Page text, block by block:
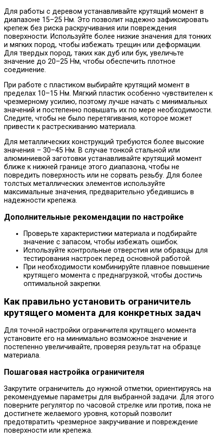
Для работы с деревом устанавливайте крутящий момент в
диапазоне 15–25 Нм. Это позволит надежно зафиксировать
крепеж без риска раскручивания или повреждения
поверхности. Используйте более низкие значения для тонких
и мягких пород, чтобы избежать трещин или деформации.
Для твердых пород, таких как дуб или бук, увеличьте
значение до 20–25 Нм, чтобы обеспечить плотное
соединение.
При работе с пластиком выбирайте крутящий момент в
пределах 10–15 Нм. Мягкий пластик особенно чувствителен к
чрезмерному усилию, поэтому лучше начать с минимальных
значений и постепенно повышать их по мере необходимости.
Следите, чтобы не было перетягивания, которое может
привести к растрескиванию материала.
Для металлических конструкций требуются более высокие
значения – 30–45 Нм. В случае тонкой стальной или
алюминиевой заготовки устанавливайте крутящий момент
ближе к нижней границе этого диапазона, чтобы не
повредить поверхность или не сорвать резьбу. Для более
толстых металлических элементов используйте
максимальные значения, предварительно убедившись в
надежности крепежа.
Дополнительные рекомендации по настройке
Проверьте характеристики материала и подбирайте
значение с запасом, чтобы избежать ошибок.
Используйте контрольные отверстия или образцы для
тестирования настроек перед основной работой.
При необходимости комбинируйте плавное повышение
крутящего момента с преднагрузкой, чтобы достичь
оптимальной закрепки.
Как правильно установить ограничитель
крутящего момента для конкретных задач
Для точной настройки ограничителя крутящего момента
установите его на минимально возможное значение и
постепенно увеличивайте, проверяя результат на образце
материала.
Пошаговая настройка ограничителя
Закрутите ограничитель до нужной отметки, ориентируясь на
рекомендуемые параметры для выбранной задачи. Для этого
поверните регулятор по часовой стрелке или против, пока не
достигнете желаемого уровня, который позволит
предотвратить чрезмерное закручивание и повреждение
поверхности или крепежа.